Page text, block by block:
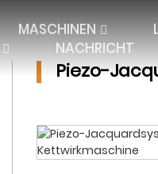
MASCHINEN
NACHRICHT
Piezo-